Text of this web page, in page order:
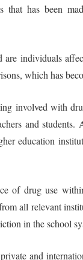
that has been
individuals
which has
involved with
and students.
education
of drug use
all relevant
in the school
and